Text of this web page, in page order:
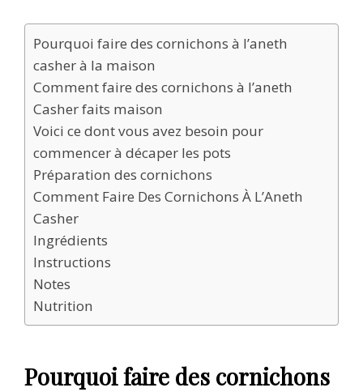
Pourquoi faire des cornichons à l’aneth
casher à la maison
Comment faire des cornichons à l’aneth
Casher faits maison
Voici ce dont vous avez besoin pour
commencer à décaper les pots
Préparation des cornichons
Comment Faire Des Cornichons À L’Aneth
Casher
Ingrédients
Instructions
Notes
Nutrition
Pourquoi faire des cornichons